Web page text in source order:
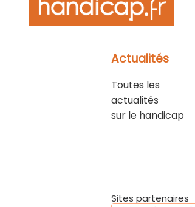
Actualités
Toutes les
actualités
sur le handicap
Sites partenaires